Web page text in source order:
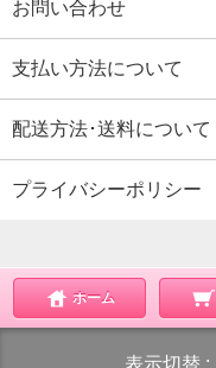
お問い合わせ
支払い方法について
配送方法･送料について
プライバシーポリシー
ホーム
表示切替 :